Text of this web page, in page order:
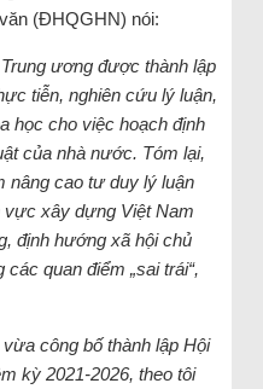
(ĐHQGHN) nói:
ương được thành lập
tiễn, nghiên cứu lý luận,
học cho việc hoạch định
của nhà nước. Tóm lại,
nâng cao tư duy lý luận
vực xây dựng Việt Nam
định hướng xã hội chủ
quan điểm „sai trái“,
công bố thành lập Hội
kỳ 2021-2026, theo tôi